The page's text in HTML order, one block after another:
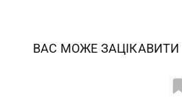
ВАС МОЖЕ ЗАЦІКАВИТИ